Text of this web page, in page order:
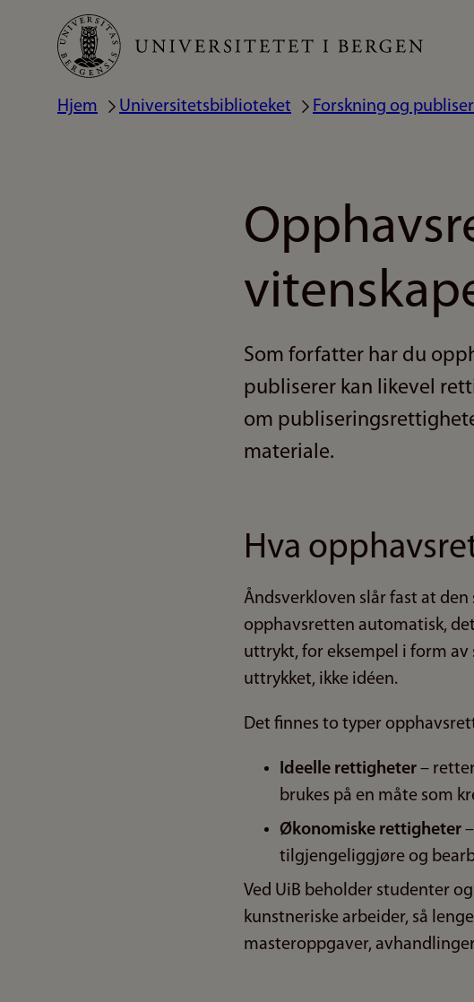
Hopp
hovedinnhold
Navigasjonssti
Hjem Universitetsbiblioteket Forskning og
Som forfatter har du
publiserer kan likevel
om
materiale.
Hva
Åndsverkloven slår fast at
opphavsretten automatisk,
uttrykt, for eksempel i form
uttrykket, ikke idéen.
Det finnes to typer
Ideelle rettigheter –
brukes på en måte som
Økonomiske rettigheter
tilgjengeliggjøre og
Ved UiB beholder studenter
kunstneriske arbeider, så
masteroppgaver,